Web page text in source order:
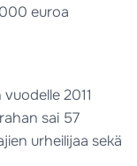
euroa
2011
sai 57
urheilijaa sekä